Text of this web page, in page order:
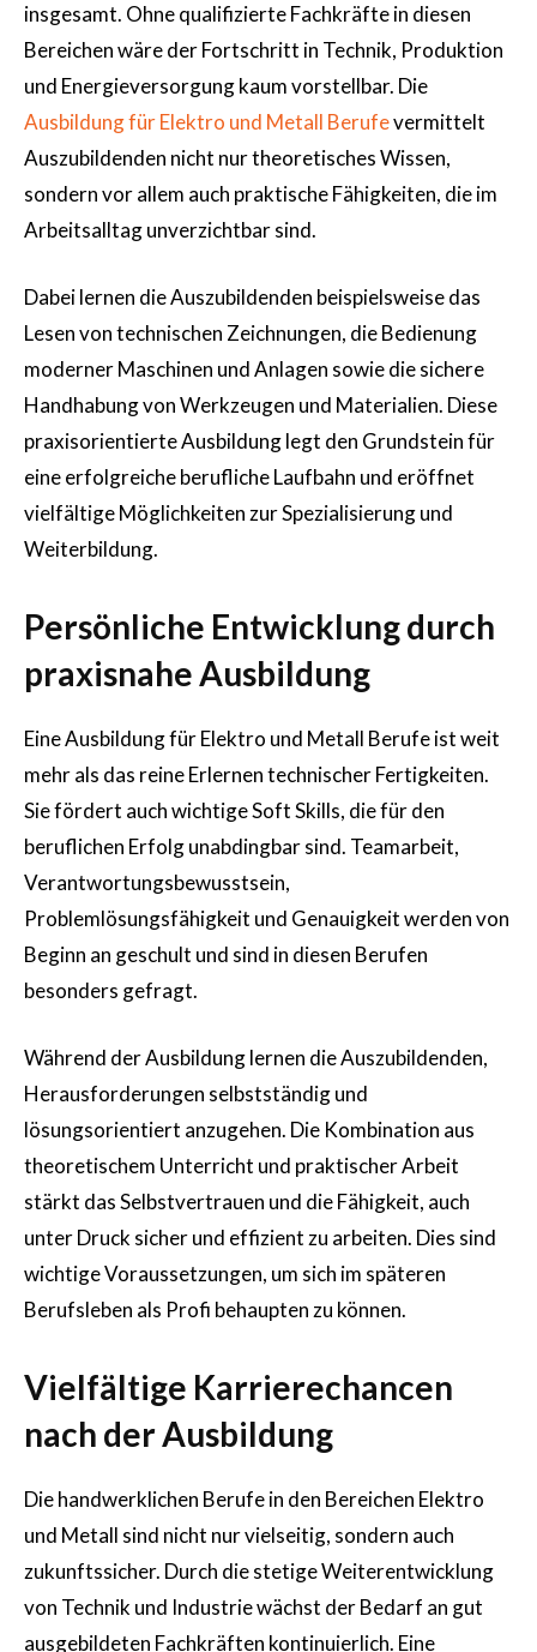
insgesamt. Ohne qualifizierte Fachkräfte in diesen
Bereichen wäre der Fortschritt in Technik, Produktion
und Energieversorgung kaum vorstellbar. Die
Ausbildung für Elektro und Metall Berufevermittelt
Auszubildenden nicht nur theoretisches Wissen,
sondern vor allem auch praktische Fähigkeiten, die im
Arbeitsalltag unverzichtbar sind.
Dabei lernen die Auszubildenden beispielsweise das
Lesen von technischen Zeichnungen, die Bedienung
moderner Maschinen und Anlagen sowie die sichere
Handhabung von Werkzeugen und Materialien. Diese
praxisorientierte Ausbildung legt den Grundstein für
eine erfolgreiche berufliche Laufbahn und eröffnet
vielfältige Möglichkeiten zur Spezialisierung und
Weiterbildung.
Persönliche Entwicklung durch
praxisnahe Ausbildung
Eine Ausbildung für Elektro und Metall Berufe ist weit
mehr als das reine Erlernen technischer Fertigkeiten.
Sie fördert auch wichtige Soft Skills, die für den
beruflichen Erfolg unabdingbar sind. Teamarbeit,
Verantwortungsbewusstsein,
Problemlösungsfähigkeit und Genauigkeit werden von
Beginn an geschult und sind in diesen Berufen
besonders gefragt.
Während der Ausbildung lernen die Auszubildenden,
Herausforderungen selbstständig und
lösungsorientiert anzugehen. Die Kombination aus
theoretischem Unterricht und praktischer Arbeit
stärkt das Selbstvertrauen und die Fähigkeit, auch
unter Druck sicher und effizient zu arbeiten. Dies sind
wichtige Voraussetzungen, um sich im späteren
Berufsleben als Profi behaupten zu können.
Vielfältige Karrierechancen
nach der Ausbildung
Die handwerklichen Berufe in den Bereichen Elektro
und Metall sind nicht nur vielseitig, sondern auch
zukunftssicher. Durch die stetige Weiterentwicklung
von Technik und Industrie wächst der Bedarf an gut
ausgebildeten Fachkräften kontinuierlich. Eine